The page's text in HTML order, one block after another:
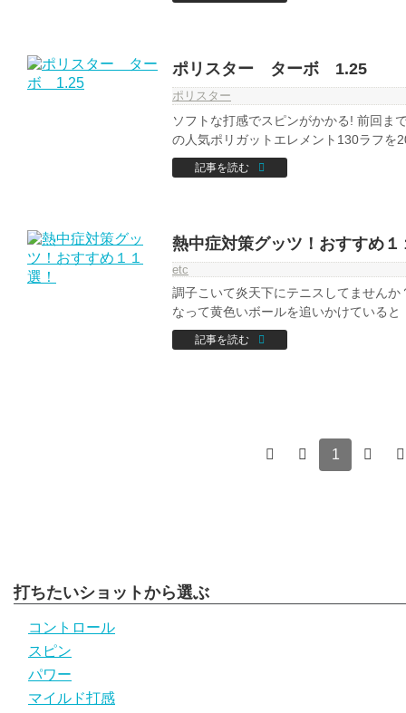
ポリスター ターボ 1.25
ポリスター
ソフトな打感でスピンがかかる! 前回ま
の人気ポリガットエレメント130ラフを
記事を読む
熱中症対策グッツ！おすすめ１
etc
調子こいて炎天下にテニスしてません
なって黄色いボールを追いかけている
記事を読む
1
打ちたいショットから選ぶ
コントロール
スピン
パワー
マイルド打感